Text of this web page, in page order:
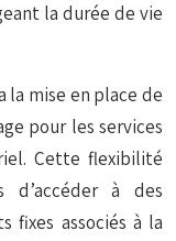
la durée de vie
la mise en place de
pour les services
Cette flexibilité
d’accéder à des
fixes associés à la